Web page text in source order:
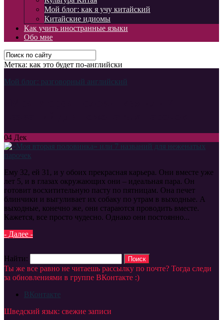
Мой блог: как я учу китайский
Китайские идиомы
Как учить иностранные языки
Обо мне
Метка: как это будет по-английски
Мой блог: разговорный английский
04 Дек
Ему 32, ей 31, и у обоих прекрасная карьера. Они вместе уже
лет 5, и в глазах окружающих они – идеальная пара. Он
готовит восхитительную пасту по пятницам. Она печет
блинчики и выгуливает их собаку по утрам в выходные. А
выходные, конечно же, они стараются проводить вместе.
Кажется, все просто чудесно. Однако они постоянно...
- Далее -
Найти:
Ты же все равно не читаешь рассылку по почте? Тогда следи
за обновлениями в группе ВКонтакте :)
ВКонтакте
Шведский язык: свежие записи